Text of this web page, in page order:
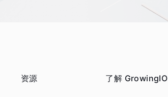
资源 了解 GrowingIO